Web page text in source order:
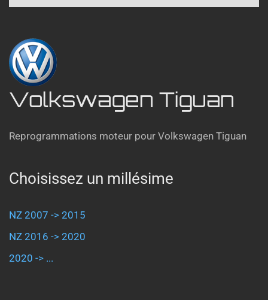
Volkswagen Tiguan
Reprogrammations moteur pour Volkswagen Tiguan
Choisissez un millésime
NZ 2007 -> 2015
NZ 2016 -> 2020
2020 -> ...